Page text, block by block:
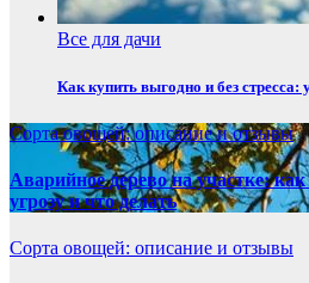
Все для дачи
Как купить выгодно и без
Сорта овощей: описание и отзывы
Аварийное дерево на участке:
угрозу и что делать
Сорта овощей: описание и отзывы